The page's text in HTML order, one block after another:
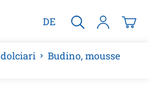
DE
Budino, mousse